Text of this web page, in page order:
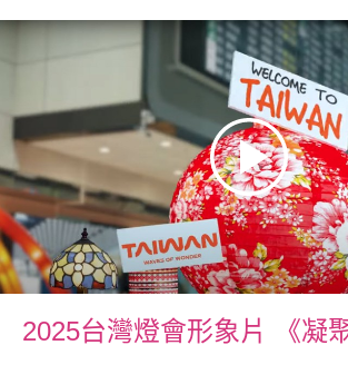
2025台灣燈會形象片 《凝